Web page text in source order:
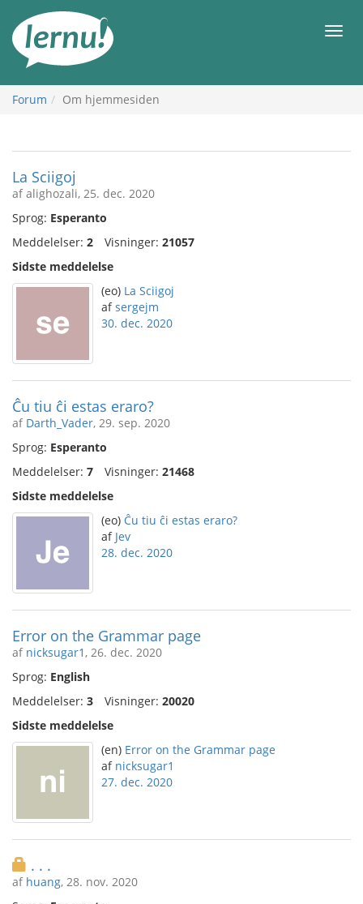
indholdet
Forum Om hjemmesiden
La Sciigoj
af alighozali, 25. dec. 2020
Sprog: Esperanto
Meddelelser: 2 Visninger: 21057
Sidste meddelelse
(eo) La Sciigoj
afsergejm
30. dec. 2020
Ĉu tiu ĉi estas eraro?
af Darth_Vader, 29. sep. 2020
Sprog: Esperanto
Meddelelser: 7 Visninger: 21468
Sidste meddelelse
(eo) Ĉu tiu ĉi estas eraro?
af Jev
28. dec. 2020
Error on the Grammar page
af nicksugar1 , 26. dec. 2020
Sprog: English
Meddelelser: 3 Visninger: 20020
Sidste meddelelse
(en) Error on the Grammar page
af nicksugar1
27. dec. 2020
. . .
af huang, 28. nov. 2020